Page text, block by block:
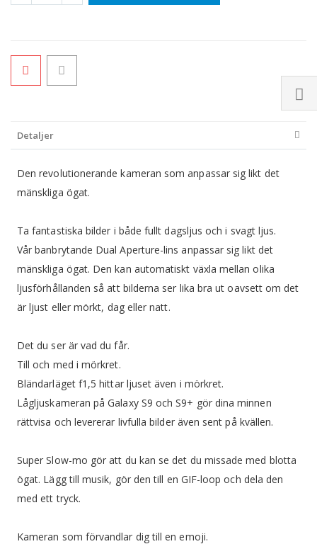
Detaljer
Den revolutionerande kameran som anpassar sig likt det
mänskliga ögat.
Ta fantastiska bilder i både fullt dagsljus och i svagt ljus.
Vår banbrytande Dual Aperture-lins anpassar sig likt det
mänskliga ögat. Den kan automatiskt växla mellan olika
ljusförhållanden så att bilderna ser lika bra ut oavsett om det
är ljust eller mörkt, dag eller natt.
Det du ser är vad du får.
Till och med i mörkret.
Bländarläget f1,5 hittar ljuset även i mörkret.
Lågljuskameran på Galaxy S9 och S9+ gör dina minnen
rättvisa och levererar livfulla bilder även sent på kvällen.
Super Slow-mo gör att du kan se det du missade med blotta
ögat. Lägg till musik, gör den till en GIF-loop och dela den
med ett tryck.
Kameran som förvandlar dig till en emoji.